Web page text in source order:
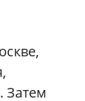
Затем